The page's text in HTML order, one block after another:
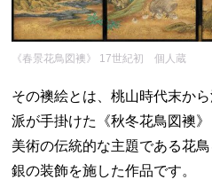
《春景花鳥図襖》 17世紀初 個人蔵
その襖絵とは、桃山時代末か
派が手掛けた《秋冬花鳥図襖
美術の伝統的な主題である花
銀の装飾を施した作品です。